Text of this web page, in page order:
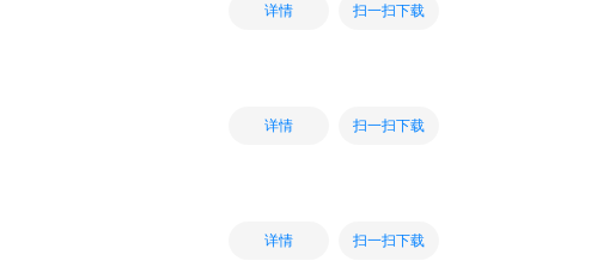
详情 扫一扫下载
详情 扫一扫下载
详情 扫一扫下载